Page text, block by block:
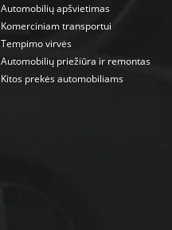
Automobilių apšvietimas
Komerciniam transportui
Tempimo virvės
Automobilių priežiūra ir remontas
Kitos prekės automobiliams